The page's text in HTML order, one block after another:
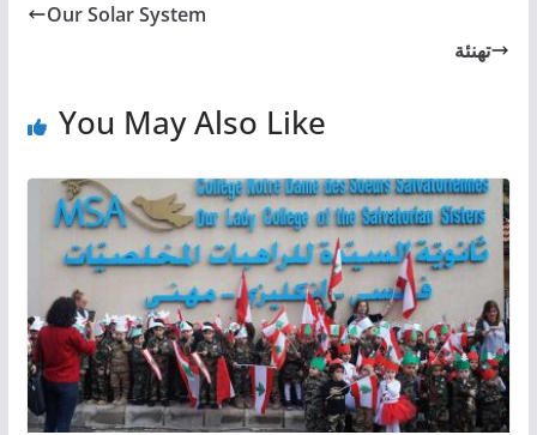
Our Solar System
تهنئة
You May Also Like